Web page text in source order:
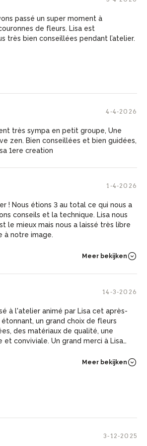
passé un super moment à
de fleurs. Lisa est
très bien conseillées pendant l’atelier.
4-4-2026
très sympa en petit groupe, Une
zen. Bien conseillées et bien guidées,
1ere creation
1-4-2026
! Nous étions 3 au total ce qui nous a
conseils et la technique. Lisa nous
le mieux mais nous a laissé très libre
à notre image.
Meer bekijken
14-3-2026
à l'atelier animé par Lisa cet après-
étonnant, un grand choix de fleurs
des matériaux de qualité, une
et conviviale. Un grand merci à Lisa
ou délicats, tout en vous laissant
Le résultat est très valorisant :
belle création délicatement
Meer bekijken
3-12-2025